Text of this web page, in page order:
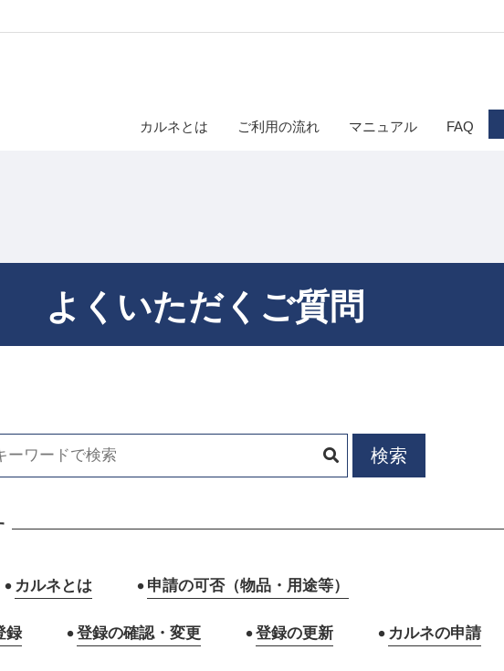
カルネとは ご利用の流れ マニュアル FAQ
よくいただくご質問
カルネとは 申請の可否（物品・用途等）
録 登録の確認・変更 登録の更新 カルネの申請